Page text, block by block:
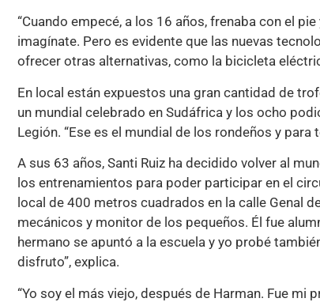
“Cuando empecé, a los 16 años, frenaba con el
imagínate. Pero es evidente que las nuevas
ofrecer otras alternativas, como la bicicleta
En local están expuestos una gran cantidad de
un mundial celebrado en Sudáfrica y los ocho
Legión. “Ese es el mundial de los rondeños y
A sus 63 años, Santi Ruiz ha decidido volver al
los entrenamientos para poder participar en el
local de 400 metros cuadrados en la calle Genal
mecánicos y monitor de los pequeños. Él fue
hermano se apuntó a la escuela y yo probé
disfruto”, explica.
“Yo soy el más viejo, después de Harman. Fue